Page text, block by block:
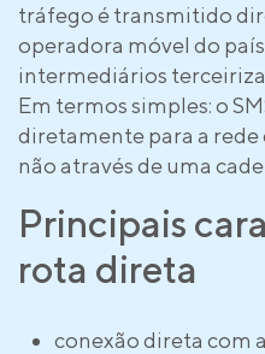
tráfego é transmitido
operadora móvel do
intermediários
Em termos simples: o
diretamente para a rede
não através de uma
Principais
rota direta
conexão direta com